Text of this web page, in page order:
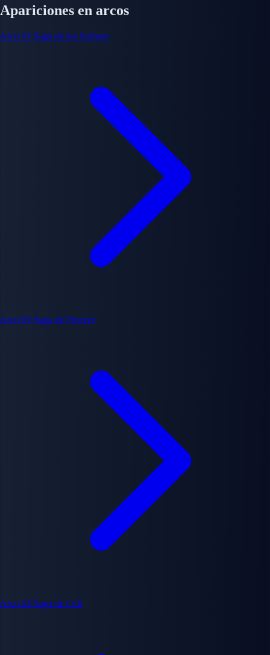
Apariciones en arcos
Arco #1 Saga de los Saiyans
Arco #2 Saga de Freezer
Arco #3 Saga de Cell